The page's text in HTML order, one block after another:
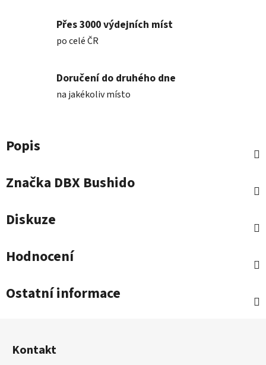
Přes 3000 výdejních míst
po celé ČR
Doručení do druhého dne
na jakékoliv místo
Popis
Značka DBX Bushido
Diskuze
Hodnocení
Ostatní informace
Kontakt